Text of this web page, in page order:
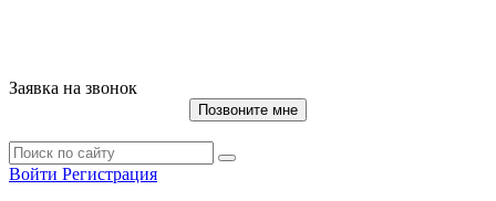
Заявка на звонок
Позвоните мне
Войти Регистрация